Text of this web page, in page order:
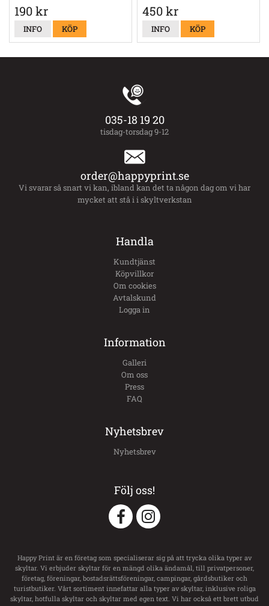
190 kr
INFO KÖP
450 kr
INFO KÖP
035-18 19 20
tisdag-torsdag 9-12
order@happyprint.se
Vi svarar så snart vi kan, ibland kan det ta någon dag om vi har
mycket att stå i i skyltverkstan
Handla
Kundtjänst
Köpvillkor
Om cookies
Avtalskund
Logga in
Information
Galleri
Om oss
Press
FAQ
Nyhetsbrev
Nyhetsbrev
Följ oss!
Happy Print är en företag som specialiserar sig på att trycka olika typer av
skyltar. Vi erbjuder skyltar för en mängd olika ändamål, till privatpersoner,
företag, föreningar, bostadsrättsföreningar, campingar, gårdsbutiker och
turistbutiker. Vårt sortiment innefattar alla typer av skyltar, inklusive roliga
skyltar, hotfulla skyltar och skyltar med egen text. Vi har också ett brett utbud